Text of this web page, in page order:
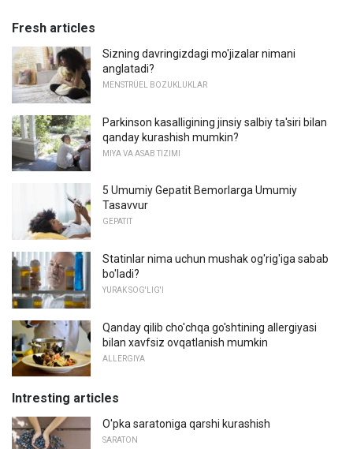
Fresh articles
Sizning davringizdagi mo'jizalar nimani
anglatadi?
MENSTRÜEL BOZUKLUKLAR
Parkinson kasalligining jinsiy salbiy ta'siri bilan
qanday kurashish mumkin?
MIYA VA ASAB TIZIMI
5 Umumiy Gepatit Bemorlarga Umumiy
Tasavvur
GEPATIT
Statinlar nima uchun mushak og'rig'iga sabab
bo'ladi?
YURAK SOG'LIG'I
Qanday qilib cho'chqa go'shtining allergiyasi
bilan xavfsiz ovqatlanish mumkin
ALLERGIYA
Intresting articles
O'pka saratoniga qarshi kurashish
SARATON